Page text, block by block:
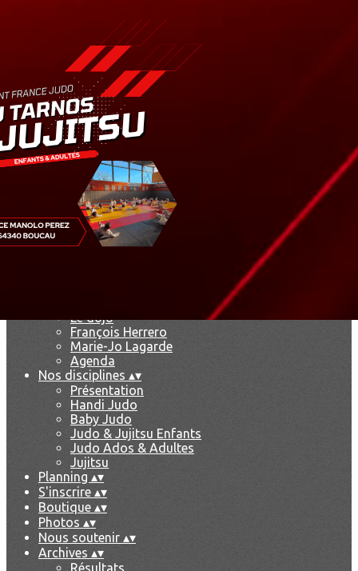
Exporter toutes les colonnes
Exporter uniquement les colonnes affichées
>
Résultats
Saison 2019
Saison 2025 - 2026
Ajoutez un logo, un bouton, des réseaux sociaux
Cliquez pour éditer
Le dojo
François Herrero
Marie-Jo Lagarde
Agenda
Nos disciplines ▴▾
Présentation
Handi Judo
Baby Judo
Judo & Jujitsu Enfants
Judo Ados & Adultes
Jujitsu
Planning ▴▾
S'inscrire ▴▾
Boutique ▴▾
Photos ▴▾
Nous soutenir ▴▾
Archives ▴▾
Résultats